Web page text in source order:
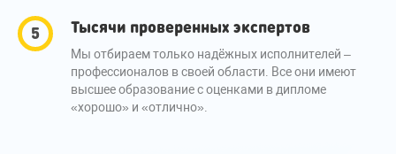
Тысячи проверенных экспертов
Мы отбираем только надёжных исполнителей –
профессионалов в своей области. Все они имеют
высшее образование с оценками в дипломе
«хорошо» и «отлично».